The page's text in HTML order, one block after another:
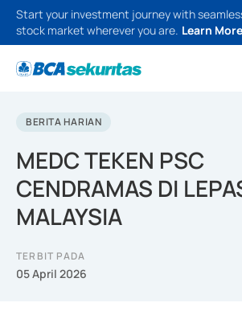
Start your investment journey with
stock market wherever you are. Learn More
BERITA HARIAN
MEDC TEKEN PSC
CENDRAMAS DI
MALAYSIA
TERBIT PADA
05 April 2026